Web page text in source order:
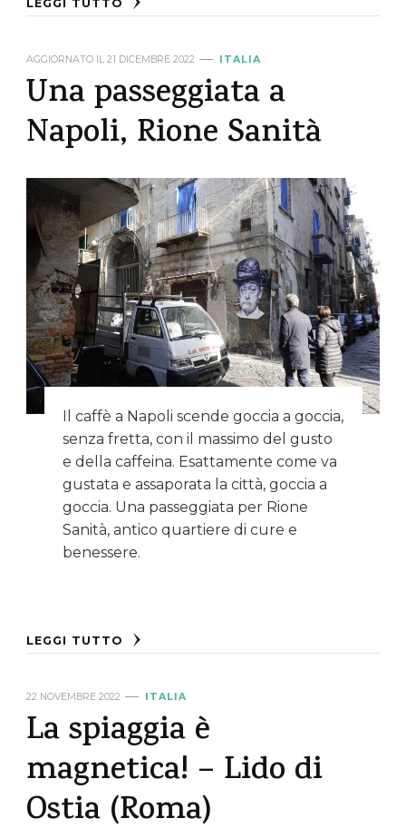
LEGGI TUTTO
AGGIORNATO IL 21 DICEMBRE 2022 ITALIA
Una passeggiata a
Napoli, Rione Sanità
Il caffè a Napoli scende goccia a goccia,
senza fretta, con il massimo del gusto
e della caffeina. Esattamente come va
gustata e assaporata la città, goccia a
goccia. Una passeggiata per Rione
Sanità, antico quartiere di cure e
benessere.
LEGGI TUTTO
22 NOVEMBRE 2022 ITALIA
La spiaggia è
magnetica! – Lido di
Ostia (Roma)